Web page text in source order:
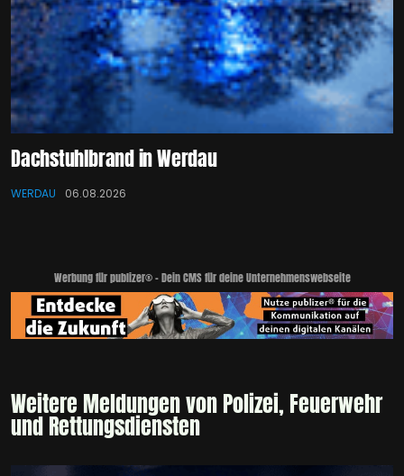
Dachstuhlbrand in Werdau
WERDAU 06.08.2026
Werbung für publizer® - Dein CMS für deine Unternehmenswebseite
Weitere Meldungen von Polizei, Feuerwehr
und Rettungsdiensten